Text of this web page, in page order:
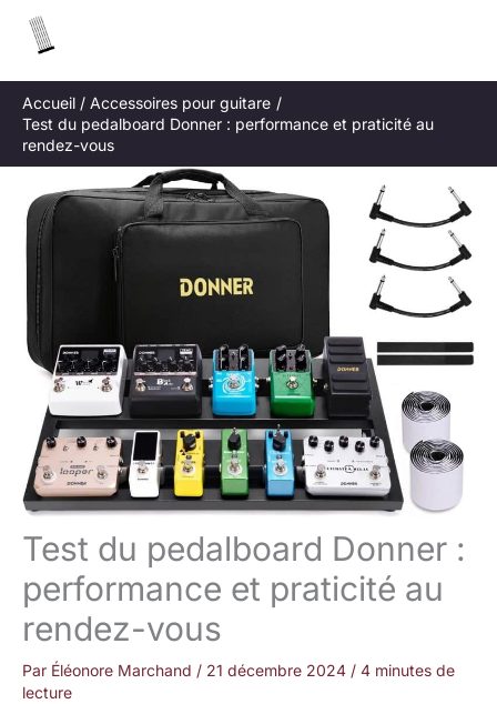
Accueil
Accessoires pour guitare
Test du pedalboard Donner : performance et praticité au
rendez-vous
Test du pedalboard Donner :
performance et praticité au
rendez-vous
Par Éléonore Marchand / 21 décembre 2024 / 4 minutes de
lecture
h
e
r
e